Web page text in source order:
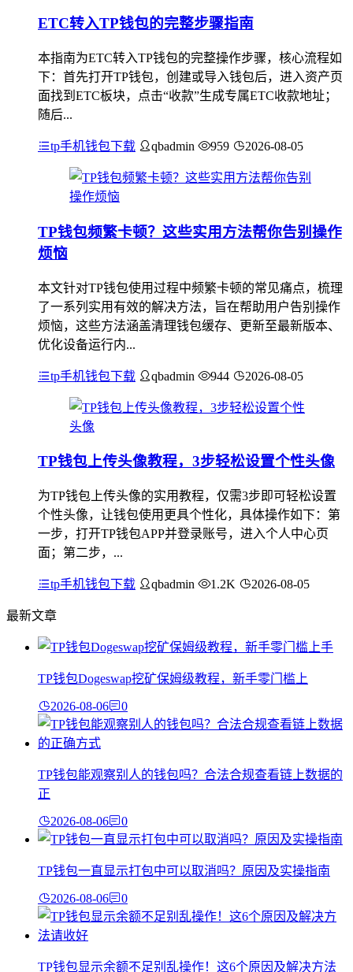
ETC转入TP钱包的完整步骤指南
本指南为ETC转入TP钱包的完整操作步骤，核心流程如
下：首先打开TP钱包，创建或导入钱包后，进入资产页
面找到ETC板块，点击“收款”生成专属ETC收款地址；
随后...
tp手机钱包下载 qbadmin 959 2026-08-05
TP钱包频繁卡顿？这些实用方法帮你告别操作
烦恼
本文针对TP钱包使用过程中频繁卡顿的常见痛点，梳理
了一系列实用有效的解决方法，旨在帮助用户告别操作
烦恼，这些方法涵盖清理钱包缓存、更新至最新版本、
优化设备运行内...
tp手机钱包下载 qbadmin 944 2026-08-05
TP钱包上传头像教程，3步轻松设置个性头像
为TP钱包上传头像的实用教程，仅需3步即可轻松设置
个性头像，让钱包使用更具个性化，具体操作如下：第
一步，打开TP钱包APP并登录账号，进入个人中心页
面；第二步，...
tp手机钱包下载 qbadmin 1.2K 2026-08-05
最新文章
TP钱包Dogeswap挖矿保姆级教程，新手零门槛上
2026-08-06 0
TP钱包能观察别人的钱包吗？合法合规查看链上数据的
正
2026-08-06 0
TP钱包一直显示打包中可以取消吗？原因及实操指南
2026-08-06 0
TP钱包显示余额不足别乱操作！这6个原因及解决方法